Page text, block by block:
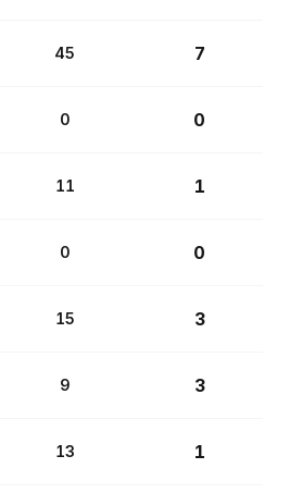
45 7
0 0
11 1
0 0
15 3
9 3
13 1